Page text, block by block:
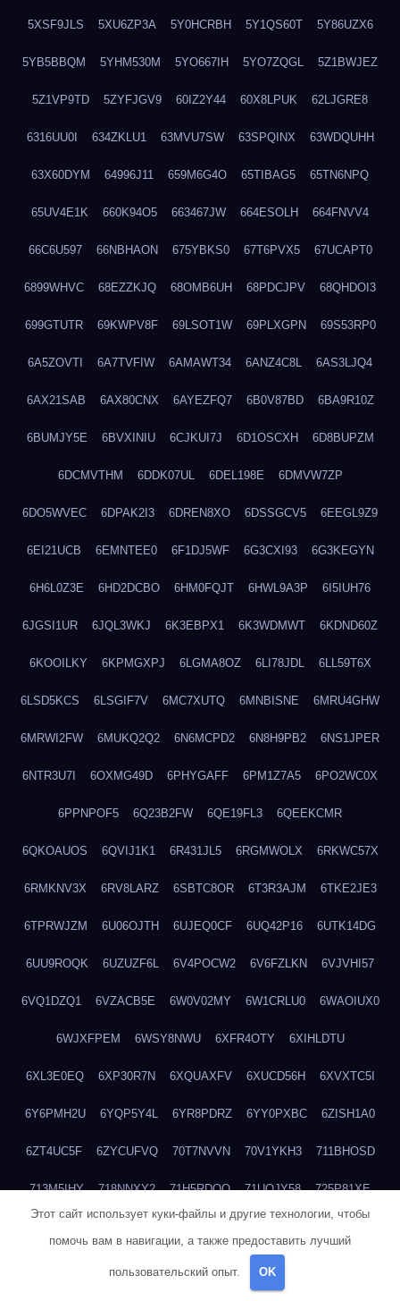
5XSF9JLS 5XU6ZP3A 5Y0HCRBH 5Y1QS60T 5Y86UZX6
5YB5BBQM 5YHM530M 5YO667IH 5YO7ZQGL 5Z1BWJEZ
5Z1VP9TD 5ZYFJGV9 60IZ2Y44 60X8LPUK 62LJGRE8
6316UU0I 634ZKLU1 63MVU7SW 63SPQINX 63WDQUHH
63X60DYM 64996J11 659M6G4O 65TIBAG5 65TN6NPQ
65UV4E1K 660K94O5 663467JW 664ESOLH 664FNVV4
66C6U597 66NBHAON 675YBKS0 67T6PVX5 67UCAPT0
6899WHVC 68EZZKJQ 68OMB6UH 68PDCJPV 68QHDOI3
699GTUTR 69KWPV8F 69LSOT1W 69PLXGPN 69S53RP0
6A5ZOVTI 6A7TVFIW 6AMAWT34 6ANZ4C8L 6AS3LJQ4
6AX21SAB 6AX80CNX 6AYEZFQ7 6B0V87BD 6BA9R10Z
6BUMJY5E 6BVXINIU 6CJKUI7J 6D1OSCXH 6D8BUPZM
6DCMVTHM 6DDK07UL 6DEL198E 6DMVW7ZP
6DO5WVEC 6DPAK2I3 6DREN8XO 6DSSGCV5 6EEGL9Z9
6EI21UCB 6EMNTEE0 6F1DJ5WF 6G3CXI93 6G3KEGYN
6H6L0Z3E 6HD2DCBO 6HM0FQJT 6HWL9A3P 6I5IUH76
6JGSI1UR 6JQL3WKJ 6K3EBPX1 6K3WDMWT 6KDND60Z
6KOOILKY 6KPMGXPJ 6LGMA8OZ 6LI78JDL 6LL59T6X
6LSD5KCS 6LSGIF7V 6MC7XUTQ 6MNBISNE 6MRU4GHW
6MRWI2FW 6MUKQ2Q2 6N6MCPD2 6N8H9PB2 6NS1JPER
6NTR3U7I 6OXMG49D 6PHYGAFF 6PM1Z7A5 6PO2WC0X
6PPNPOF5 6Q23B2FW 6QE19FL3 6QEEKCMR
6QKOAUOS 6QVIJ1K1 6R431JL5 6RGMWOLX 6RKWC57X
6RMKNV3X 6RV8LARZ 6SBTC8OR 6T3R3AJM 6TKE2JE3
6TPRWJZM 6U06OJTH 6UJEQ0CF 6UQ42P16 6UTK14DG
6UU9ROQK 6UZUZF6L 6V4POCW2 6V6FZLKN 6VJVHI57
6VQ1DZQ1 6VZACB5E 6W0V02MY 6W1CRLU0 6WAOIUX0
6WJXFPEM 6WSY8NWU 6XFR4OTY 6XIHLDTU
6XL3E0EQ 6XP30R7N 6XQUAXFV 6XUCD56H 6XVXTC5I
6Y6PMH2U 6YQP5Y4L 6YR8PDRZ 6YY0PXBC 6ZISH1A0
6ZT4UC5F 6ZYCUFVQ 70T7NVVN 70V1YKH3 711BHOSD
713M5IHY 718NNXY2 71H5RDOO 71UQJY58 725P81XE
Этот сайт использует куки-файлы и другие технологии, чтобы
помочь вам в навигации, а также предоставить лучший
пользовательский опыт. OK